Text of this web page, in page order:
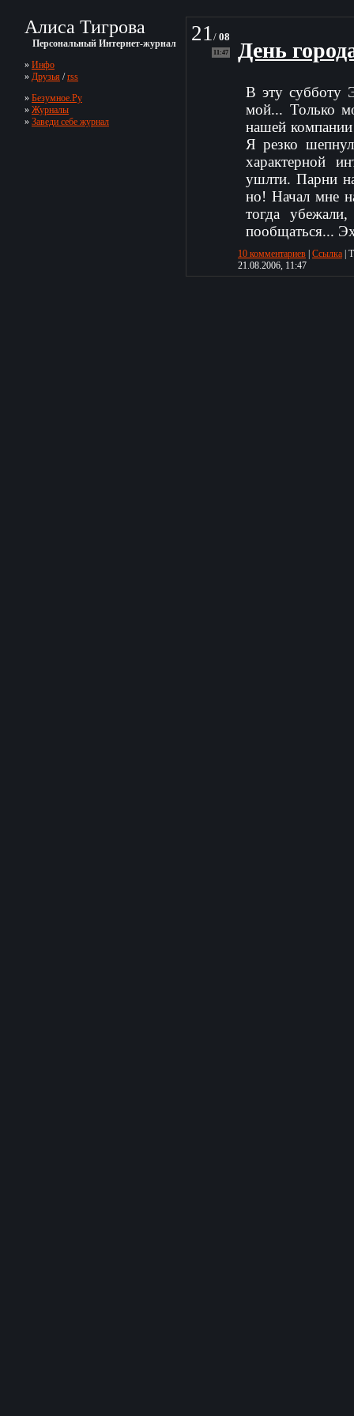
Алиса Тигрова
Персональный Интернет-журнал
» Инфо
» Друзья /rss
» Безумное.Ру
» Журналы
» Заведи себе журнал
21/ 08
11:47 День
В эту субботу
мой... Только
нашей
Я резко
характерной
ушлти. Парни
но! Начал мне
тогда
пообщаться...
10 комментариев Ссылка |
21.08.2006, 11:47